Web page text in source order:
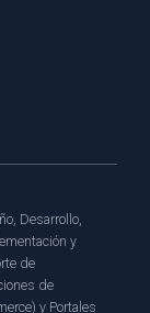
Desarrollo,
y
de
de
y Portales